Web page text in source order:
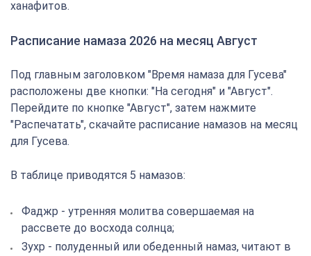
ханафитов.
Расписание намаза 2026 на месяц Август
Под главным заголовком "Время намаза для Гусева"
расположены две кнопки: "На сегодня" и "Август".
Перейдите по кнопке "Август", затем нажмите
"Распечатать", скачайте расписание намазов на месяц
для Гусева.
В таблице приводятся 5 намазов:
Фаджр - утренняя молитва совершаемая на
рассвете до восхода солнца;
Зухр - полуденный или обеденный намаз, читают в